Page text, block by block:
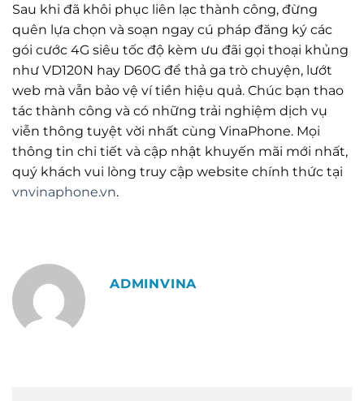
Sau khi đã khôi phục liên lạc thành công, đừng
quên lựa chọn và soạn ngay cú pháp đăng ký các
gói cước 4G siêu tốc độ kèm ưu đãi gọi thoại khủng
như VD120N hay D60G để thả ga trò chuyện, lướt
web mà vẫn bảo vệ ví tiền hiệu quả. Chúc bạn thao
tác thành công và có những trải nghiệm dịch vụ
viễn thông tuyệt vời nhất cùng VinaPhone. Mọi
thông tin chi tiết và cập nhật khuyến mãi mới nhất,
quý khách vui lòng truy cập website chính thức tại
vnvinaphone.vn.
ADMINVINA